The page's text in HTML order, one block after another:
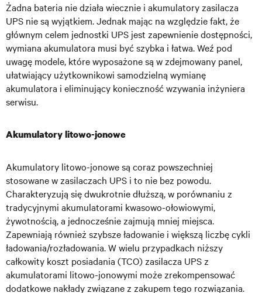
Żadna bateria nie działa wiecznie i akumulatory zasilacza
UPS nie są wyjątkiem. Jednak mając na względzie fakt, że
głównym celem jednostki UPS jest zapewnienie dostępności,
wymiana akumulatora musi być szybka i łatwa. Weź pod
uwagę modele, które wyposażone są w zdejmowany panel,
ułatwiający użytkownikowi samodzielną wymianę
akumulatora i eliminujący konieczność wzywania inżyniera
serwisu.
Akumulatory litowo-jonowe
Akumulatory litowo-jonowe są coraz powszechniej
stosowane w zasilaczach UPS i to nie bez powodu.
Charakteryzują się dwukrotnie dłuższą, w porównaniu z
tradycyjnymi akumulatorami kwasowo-ołowiowymi,
żywotnością, a jednocześnie zajmują mniej miejsca.
Zapewniają również szybsze ładowanie i większą liczbę cykli
ładowania/rozładowania. W wielu przypadkach niższy
całkowity koszt posiadania (TCO) zasilacza UPS z
akumulatorami litowo-jonowymi może zrekompensować
dodatkowe nakłady związane z zakupem tego rozwiązania.